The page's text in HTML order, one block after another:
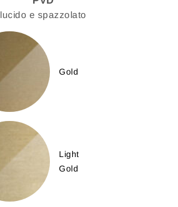
lucido e spazzolato
Gold
Light
Gold